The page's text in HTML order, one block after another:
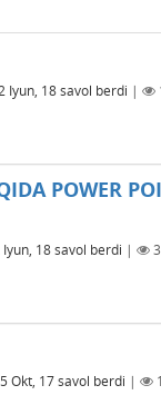
Iyun, 18savol berdi |
POWER
Iyun, 18savol berdi |
Okt, 17savol berdi |